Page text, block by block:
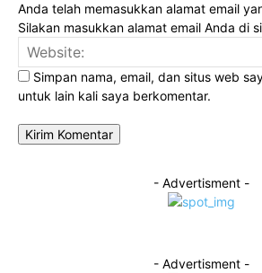
Anda telah memasukkan alamat email
Silakan masukkan alamat email Anda di
Simpan nama, email, dan situs web
untuk lain kali saya berkomentar.
- Advertisment -
- Advertisment -